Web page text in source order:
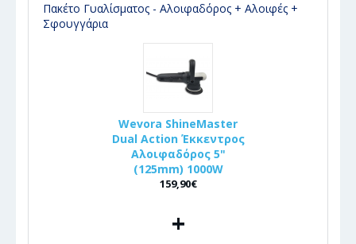
Πακέτο Γυαλίσματος - Αλοιφαδόρος + Αλοιφές +
Σφουγγάρια
Wevora ShineMaster
Dual Action Έκκεντρος
Αλοιφαδόρος 5"
(125mm) 1000W
159,90€
+